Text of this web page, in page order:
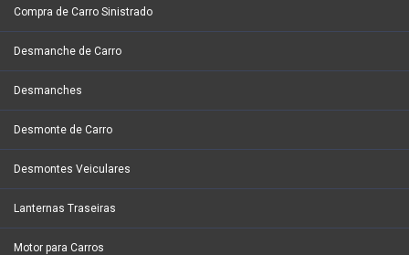
Compra de Carro Sinistrado
Desmanche de Carro
Desmanches
Desmonte de Carro
Desmontes Veiculares
Lanternas Traseiras
Motor para Carros